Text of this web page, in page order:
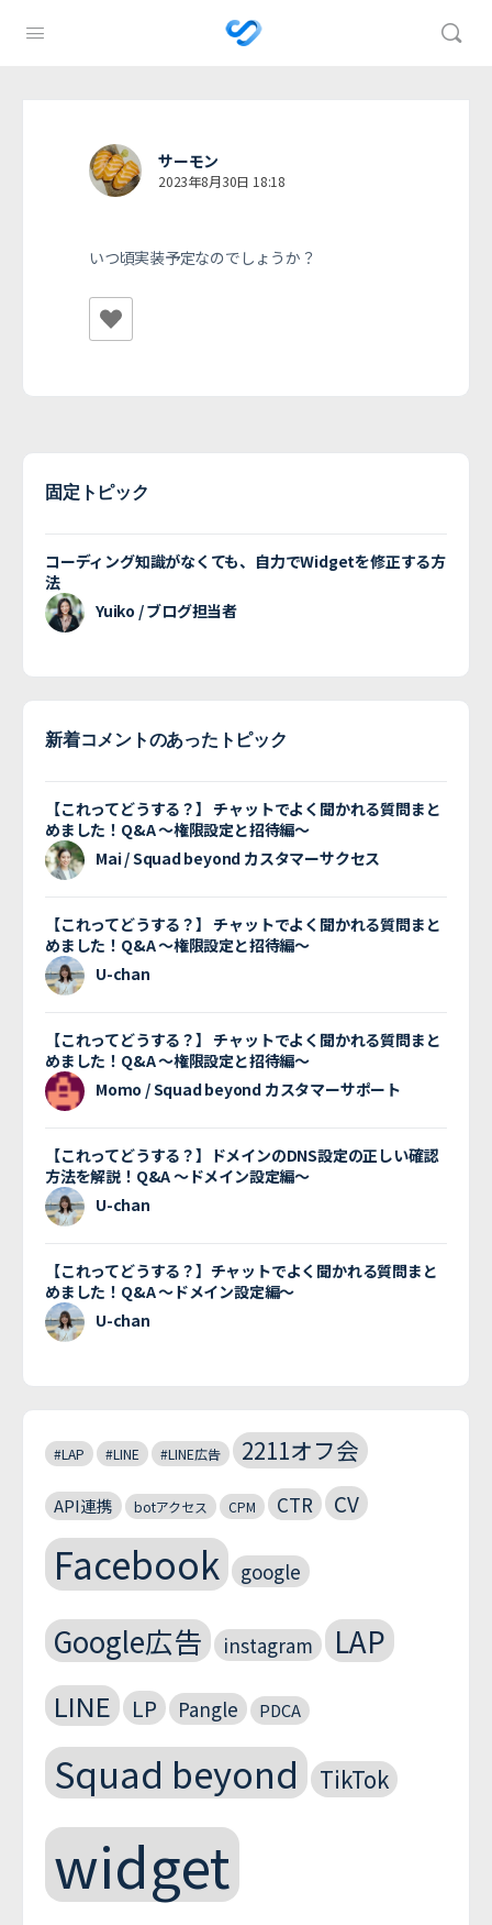
サーモン
2023年8月30日 18:18
いつ頃実装予定なのでしょうか？
固定トピック
コーディング知識がなくても、自力でWidgetを修正する方
法
Yuiko / ブログ担当者
新着コメントのあったトピック
【これってどうする？】 チャットでよく聞かれる質問まと
めました！Q&A 〜権限設定と招待編〜
Mai / Squad beyond カスタマーサクセス
【これってどうする？】 チャットでよく聞かれる質問まと
めました！Q&A 〜権限設定と招待編〜
U-chan
【これってどうする？】 チャットでよく聞かれる質問まと
めました！Q&A 〜権限設定と招待編〜
Momo / Squad beyond カスタマーサポート
【これってどうする？】ドメインのDNS設定の正しい確認
方法を解説！Q&A 〜ドメイン設定編〜
U-chan
【これってどうする？】チャットでよく聞かれる質問まと
めました！Q&A 〜ドメイン設定編〜
U-chan
#LAP #LINE #LINE広告 2211オフ会
API連携 botアクセス CPM CTR CV
Facebook google
Google広告 instagram LAP
LINE LP Pangle PDCA
Squad beyond TikTok
widget